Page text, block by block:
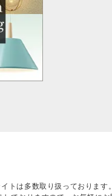
トは多数取り扱っております。